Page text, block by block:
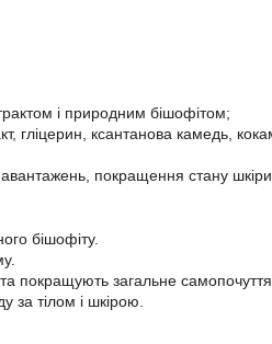
і природним бішофітом;
гліцерин, ксантанова камедь,
покращення стану
бішофіту.
покращують загальне самопочуття.
за тілом і шкірою.